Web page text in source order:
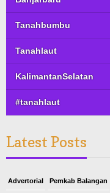
Tanahbumbu
Tanahlaut
KalimantanSelatan
#tanahlaut
Latest Posts
Advertorial Pemkab Balangan